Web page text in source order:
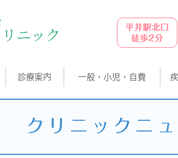
診療案内 一般・小児・自費
クリニックニ